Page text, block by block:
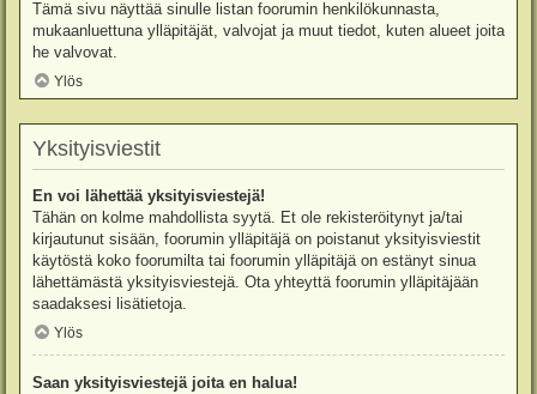
Tämä sivu näyttää sinulle listan foorumin henkilökunnasta,
mukaanluettuna ylläpitäjät, valvojat ja muut tiedot, kuten alueet joita
he valvovat.
Ylös
Yksityisviestit
En voi lähettää yksityisviestejä!
Tähän on kolme mahdollista syytä. Et ole rekisteröitynyt ja/tai
kirjautunut sisään, foorumin ylläpitäjä on poistanut yksityisviestit
käytöstä koko foorumilta tai foorumin ylläpitäjä on estänyt sinua
lähettämästä yksityisviestejä. Ota yhteyttä foorumin ylläpitäjään
saadaksesi lisätietoja.
Ylös
Saan yksityisviestejä joita en halua!